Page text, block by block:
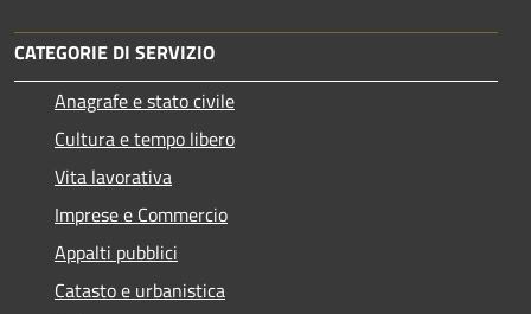
CATEGORIE DI SERVIZIO
Anagrafe e stato civile
Cultura e tempo libero
Vita lavorativa
Imprese e Commercio
Appalti pubblici
Catasto e urbanistica